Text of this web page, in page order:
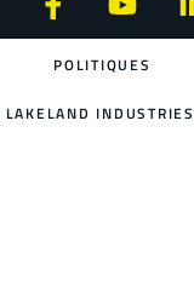
POLITIQUES
LAKELAND